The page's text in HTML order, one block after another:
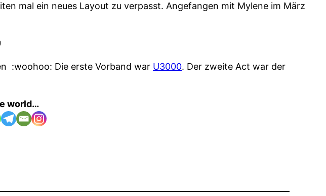
mal ein neues Layout zu verpasst. Angefangen mit Mylene im März
:woohoo: Die erste Vorband war U3000. Der zweite Act war der
world…